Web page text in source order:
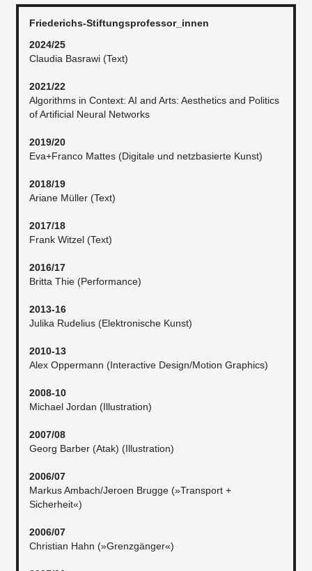
Friederichs-Stiftungsprofessor_innen
2024/25
Claudia Basrawi (Text)
2021/22
Algorithms in Context: AI and Arts: Aesthetics and Politics
of Artificial Neural Networks
2019/20
Eva+Franco Mattes (Digitale und netzbasierte Kunst)
2018/19
Ariane Müller (Text)
2017/18
Frank Witzel (Text)
2016/17
Britta Thie (Performance)
2013-16
Julika Rudelius (Elektronische Kunst)
2010-13
Alex Oppermann (Interactive Design/Motion Graphics)
2008-10
Michael Jordan (Illustration)
2007/08
Georg Barber (Atak) (Illustration)
2006/07
Markus Ambach/Jeroen Brugge (»Transport +
Sicherheit«)
2006/07
Christian Hahn (»Grenzgänger«)